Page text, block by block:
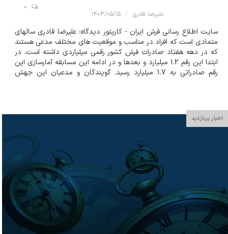
علیرضا قادری ۱۴۰۴/۰۵/۱۵
0
سایت اطلاع رسانی فرش ایران - کارپتور دیدگاه: علیرضا قادری سالهای
متمادی است که افراد در مناسب و موقعیت های مختلف مدعی هستند
که در دهه هفتاد صادرات فرش کشور رقمی میلیاردی داشته است. در
ابتدا این رقم 1.2 میلیارد و بعدها و در ادامه این مسابقه آمارسازی این
رقم صادراتی به 1.7 میلیارد رسید. گویندگان و مدعیان این جهش
اخبار پربازدید